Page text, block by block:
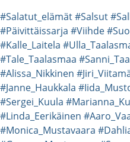
#Salatut_elämät#Salsut
#Päivittäissarja #Viihde
#Kalle_Laitela
#Tale_Taalasmaa
#Alissa_Nikkinen
#Janne_Haukkala
#Sergei_Kuula
#Linda_Eerikäinen
#Monica_Mustavaara